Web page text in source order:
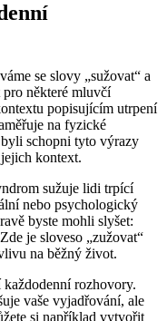
se slovy „sužovat“ a
některé mluvčí
popisujícím utrpení
na fyzické
schopni tyto výrazy
kontext.
sužuje lidi trpící
nebo psychologický
byste mohli slyšet:
je sloveso „zužovat“
na běžný život.
rozhovory.
vaše vyjadřování, ale
si například vytvořit